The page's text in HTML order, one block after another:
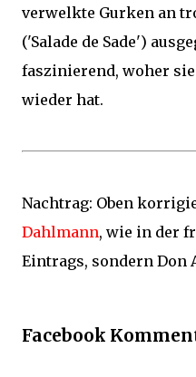
verwelkte Gurken an
('Salade de Sade')
faszinierend, woher
wieder hat.
Nachtrag: Oben
Dahlmann, wie in der
Eintrags, sondern Don
Facebook